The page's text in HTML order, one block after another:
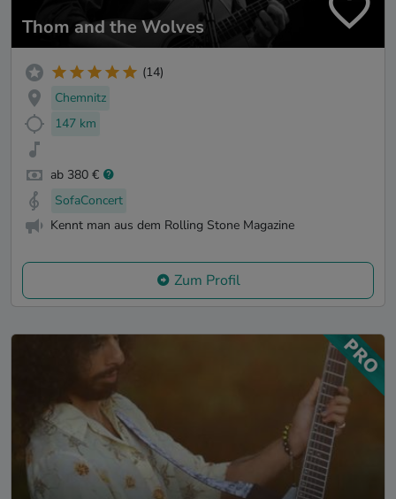
Thom and the Wolves
(14)
Chemnitz
147 km
ab 380 €
SofaConcert
Kennt man aus dem Rolling Stone Magazine
Zum Profil